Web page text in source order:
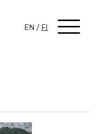
EN / FI